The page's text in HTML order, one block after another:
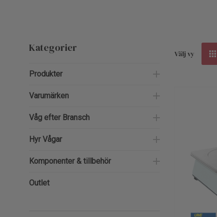
Kategorier
Produkter
Varumärken
Våg efter Bransch
Hyr Vågar
Komponenter & tillbehör
Outlet
Välj vy